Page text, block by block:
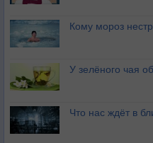
Кому мороз
У зелёного чая
Что нас ждёт в